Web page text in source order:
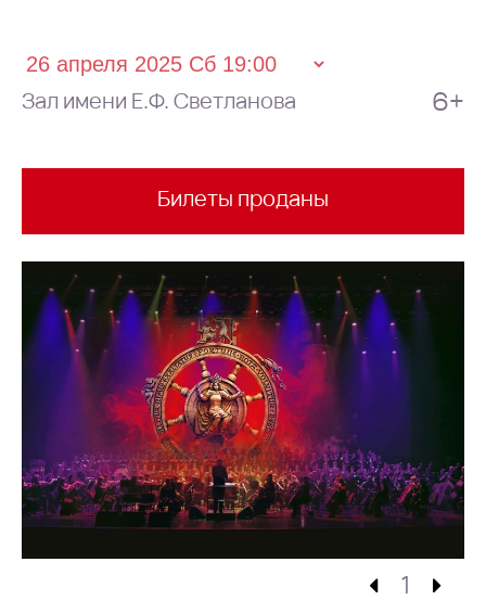
Зал имени Е.Ф. Светланова 6+
Билеты проданы
1